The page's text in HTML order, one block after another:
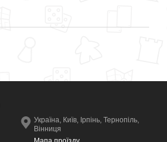
Україна, Київ, Ірпінь, Тернопіль,
Вінниця